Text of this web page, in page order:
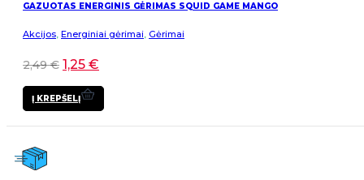
GAZUOTAS ENERGINIS GĖRIMAS SQUID GAME MANGO
Akcijos Energiniai gėrimai Gėrimai
2,49€ 1,25 €
Į KREPŠELĮ